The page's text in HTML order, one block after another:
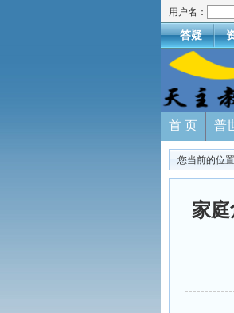
用户名：
答疑
首 页 普
您当前的位置
家